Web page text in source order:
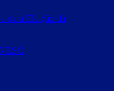
para Eleição da